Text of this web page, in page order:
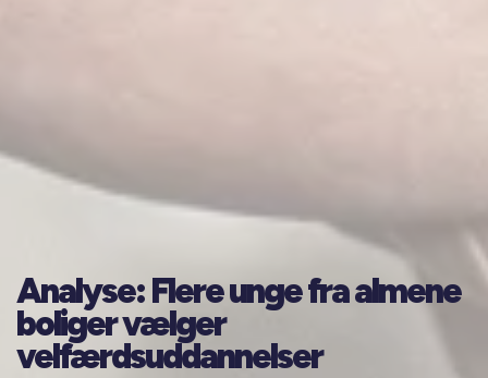
Analyse: Flere unge fra almene
boliger vælger
velfærdsuddannelser